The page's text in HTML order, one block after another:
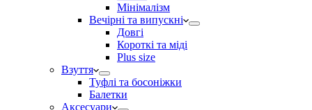
Мінімалізм
Вечірні та випускні
Довгі
Короткі та міді
Plus size
Взуття
Туфлі та босоніжки
Балетки
Аксесуари